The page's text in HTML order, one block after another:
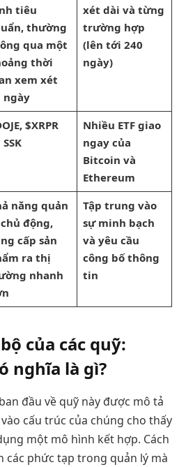
tiêu
thường
qua một
thời
xem xét
ngày
xét dài và từng
trường hợp
(lên tới 240
ngày)
$XRPR
Nhiều ETF giao
ngay của
Bitcoin và
Ethereum
năng quản
động,
cấp sản
ra thị
nhanh
Tập trung vào
sự minh bạch
và yêu cầu
công bố thông
tin
của các quỹ:
nghĩa là gì?
đầu về quỹ này được mô tả
vào cấu trúc của chúng cho thấy
một mô hình kết hợp. Cách
các phức tạp trong quản lý mà